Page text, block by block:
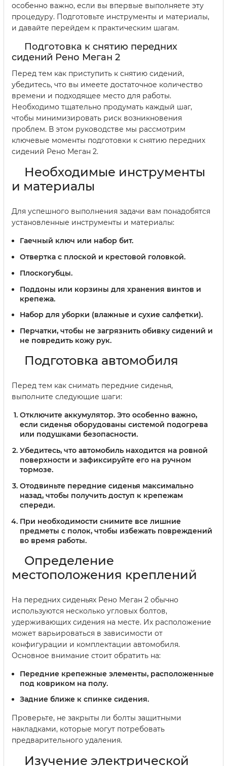
особенно важно, если вы впервые выполняете эту
процедуру. Подготовьте инструменты и материалы,
и давайте перейдем к практическим шагам.
Подготовка к снятию передних
сидений Рено Меган 2
Перед тем как приступить к снятию сидений,
убедитесь, что вы имеете достаточное количество
времени и подходящее место для работы.
Необходимо тщательно продумать каждый шаг,
чтобы минимизировать риск возникновения
проблем. В этом руководстве мы рассмотрим
ключевые моменты подготовки к снятию передних
сидений Рено Меган 2.
Необходимые инструменты
и материалы
Для успешного выполнения задачи вам понадобятся
установленные инструменты и материалы:
Гаечный ключ или набор бит.
Отвертка с плоской и крестовой головкой.
Плоскогубцы.
Поддоны или корзины для хранения винтов и
крепежа.
Набор для уборки (влажные и сухие салфетки).
Перчатки, чтобы не загрязнить обивку сидений и
не повредить кожу рук.
Подготовка автомобиля
Перед тем как снимать передние сиденья,
выполните следующие шаги:
Отключите аккумулятор. Это особенно важно,
если сиденья оборудованы системой подогрева
или подушками безопасности.
Убедитесь, что автомобиль находится на ровной
поверхности и зафиксируйте его на ручном
тормозе.
Отодвиньте передние сиденья максимально
назад, чтобы получить доступ к крепежам
спереди.
При необходимости снимите все лишние
предметы с полок, чтобы избежать повреждений
во время работы.
Определение
местоположения креплений
На передних сиденьях Рено Меган 2 обычно
используются несколько угловых болтов,
удерживающих сидения на месте. Их расположение
может варьироваться в зависимости от
конфигурации и комплектации автомобиля.
Основное внимание стоит обратить на:
Передние крепежные элементы, расположенные
под ковриком на полу.
Задние ближе к спинке сидения.
Проверьте, не закрыты ли болты защитными
накладками, которые могут потребовать
предварительного удаления.
Изучение электрической